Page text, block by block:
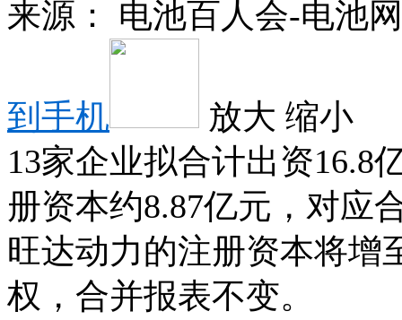
来源： 电池百人会-电池
到手机 放大 缩小
13家企业拟合计出资16.8
册资本约8.87亿元，对应
旺达动力的注册资本将增
权，合并报表不变。